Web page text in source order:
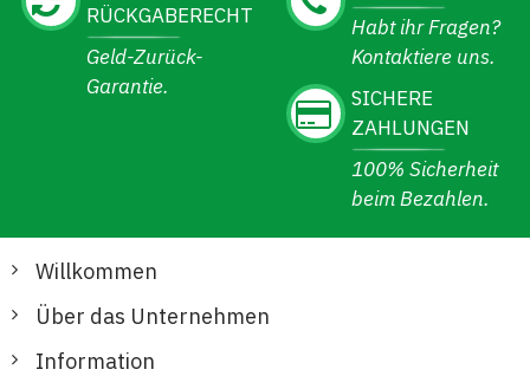
RÜCKGABERECHT
Geld-Zurück-
Garantie.
Habt ihr Fragen?
Kontaktiere uns.
SICHERE
ZAHLUNGEN
100% Sicherheit
beim Bezahlen.
Willkommen
Über das Unternehmen
Information